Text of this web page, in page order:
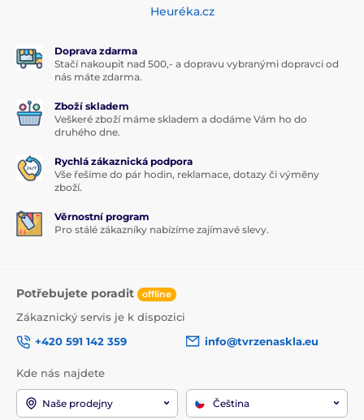
Heuréka.cz
Doprava zdarma
Stačí nakoupit nad 500,- a dopravu vybranými dopravci od
nás máte zdarma.
Zboží skladem
Veškeré zboží máme skladem a dodáme Vám ho do
druhého dne.
Rychlá zákaznická podpora
Vše řešíme do pár hodin, reklamace, dotazy či výměny
zboží.
Věrnostní program
Pro stálé zákazníky nabízíme zajímavé slevy.
Potřebujete poradit offline
Zákaznický servis je k dispozici
+420 591 142 359
info@tvrzenaskla.eu
Kde nás najdete
Naše prodejny Čeština